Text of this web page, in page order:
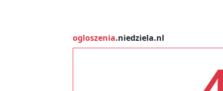
ogloszenia.niedziela.nl